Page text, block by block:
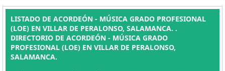
LISTADO DE ACORDEÓN - MÚSICA GRADO PROFESIONAL
(LOE) EN VILLAR DE PERALONSO, SALAMANCA. .
DIRECTORIO DE ACORDEÓN - MÚSICA GRADO
PROFESIONAL (LOE) EN VILLAR DE PERALONSO,
SALAMANCA.